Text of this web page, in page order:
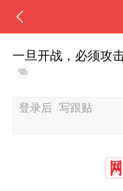
一旦开战，必须攻